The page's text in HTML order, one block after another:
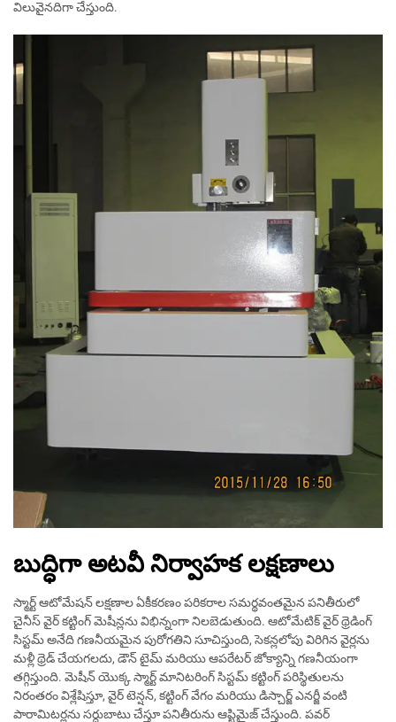
విలువైనదిగా చేస్తుంది.
బుద్ధిగా అటవీ నిర్వాహక లక్షణాలు
స్మార్ట్ ఆటోమేషన్ లక్షణాల ఏకీకరణం పరికరాల సమర్థవంతమైన పనితీరులో
చైనీస్ వైర్ కట్టింగ్ మెషీన్లను విభిన్నంగా నిలబెడుతుంది. ఆటోమేటిక్ వైర్ థ్రెడింగ్
సిస్టమ్ అనేది గణనీయమైన పురోగతిని సూచిస్తుంది, సెకన్లలోపు విరిగిన వైర్లను
మళ్లీ థ్రెడ్ చేయగలదు, డౌన్ టైమ్ మరియు ఆపరేటర్ జోక్యాన్ని గణనీయంగా
తగ్గిస్తుంది. మెషీన్ యొక్క స్మార్ట్ మానిటరింగ్ సిస్టమ్ కట్టింగ్ పరిస్థితులను
నిరంతరం విశ్లేషిస్తూ, వైర్ టెన్షన్, కట్టింగ్ వేగం మరియు డిస్చార్జ్ ఎనర్జీ వంటి
పారామిటర్లను సర్దుబాటు చేస్తూ పనితీరును ఆప్టిమైజ్ చేస్తుంది. పవర్